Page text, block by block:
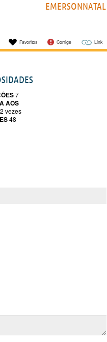
EMERSONNATAL
Favoritos Corrige Link
7
AOS
2 vezes
48